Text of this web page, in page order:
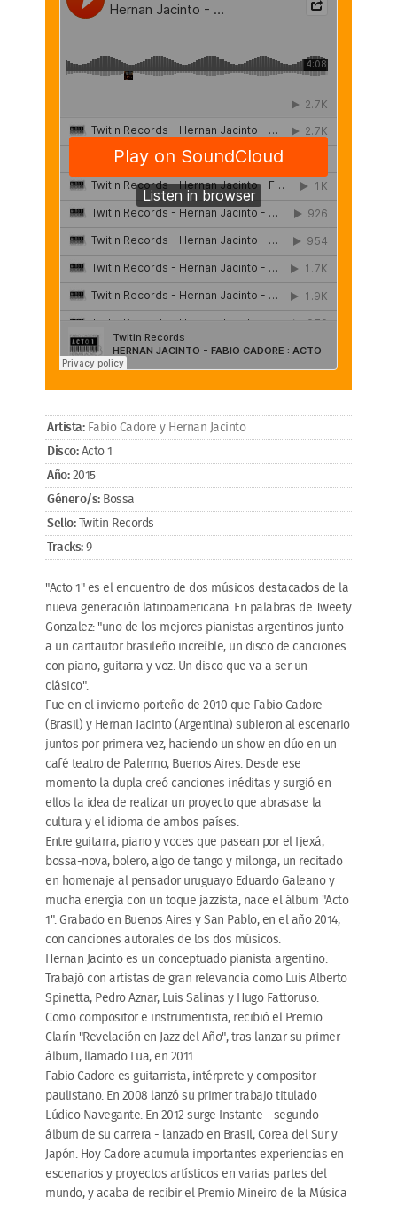
Artista: Fabio Cadore y Hernan Jacinto
Disco:Acto 1
Año:2015
Género/s:Bossa
Sello:Twitin Records
Tracks:9
"Acto 1" es el encuentro de dos músicos destacados de la
nueva generación latinoamericana. En palabras de Tweety
Gonzalez: "uno de los mejores pianistas argentinos junto
a un cantautor brasileño increíble, un disco de canciones
con piano, guitarra y voz. Un disco que va a ser un
clásico".
Fue en el invierno porteño de 2010 que Fabio Cadore
(Brasil) y Hernan Jacinto (Argentina) subieron al escenario
juntos por primera vez, haciendo un show en dúo en un
café teatro de Palermo, Buenos Aires. Desde ese
momento la dupla creó canciones inéditas y surgió en
ellos la idea de realizar un proyecto que abrasase la
cultura y el idioma de ambos países.
Entre guitarra, piano y voces que pasean por el Ijexá,
bossa-nova, bolero, algo de tango y milonga, un recitado
en homenaje al pensador uruguayo Eduardo Galeano y
mucha energía con un toque jazzista, nace el álbum "Acto
1". Grabado en Buenos Aires y San Pablo, en el año 2014,
con canciones autorales de los dos músicos.
Hernan Jacinto es un conceptuado pianista argentino.
Trabajó con artistas de gran relevancia como Luis Alberto
Spinetta, Pedro Aznar, Luis Salinas y Hugo Fattoruso.
Como compositor e instrumentista, recibió el Premio
Clarín "Revelación en Jazz del Año", tras lanzar su primer
álbum, llamado Lua, en 2011.
Fabio Cadore es guitarrista, intérprete y compositor
paulistano. En 2008 lanzó su primer trabajo titulado
Lúdico Navegante. En 2012 surge Instante - segundo
álbum de su carrera - lanzado en Brasil, Corea del Sur y
Japón. Hoy Cadore acumula importantes experiencias en
escenarios y proyectos artísticos en varias partes del
mundo, y acaba de recibir el Premio Mineiro de la Música